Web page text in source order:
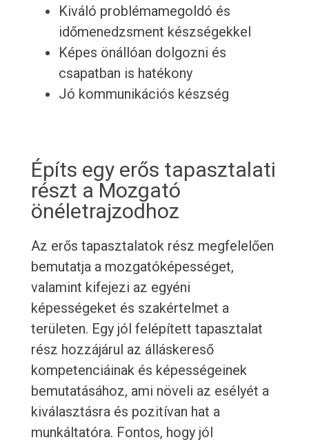
Kiváló problémamegoldó és
időmenedzsment készségekkel
Képes önállóan dolgozni és
csapatban is hatékony
Jó kommunikációs készség
Építs egy erős tapasztalati
részt a Mozgató
önéletrajzodhoz
Az erős tapasztalatok rész megfelelően
bemutatja a mozgatóképességet,
valamint kifejezi az egyéni
képességeket és szakértelmet a
területen. Egy jól felépített tapasztalat
rész hozzájárul az álláskereső
kompetenciáinak és képességeinek
bemutatásához, ami növeli az esélyét a
kiválasztásra és pozitívan hat a
munkáltatóra. Fontos, hogy jól